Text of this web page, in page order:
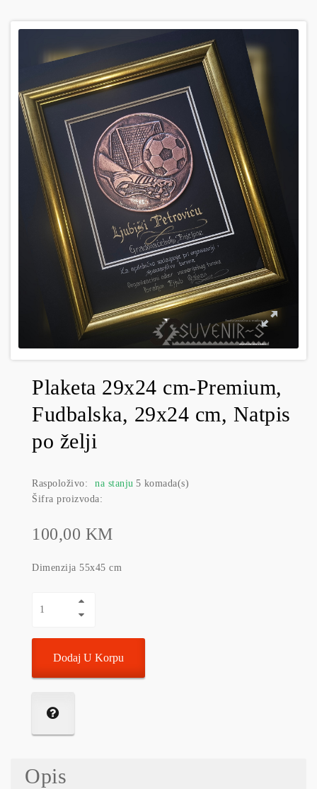
Plaketa 29x24 cm-Premium,
Fudbalska, 29x24 cm, Natpis
po želji
Raspoloživo: na stanju 5 komada(s)
Šifra proizvoda:
100,00 KM
Dimenzija 55x45 cm
Dodaj U Korpu
Opis